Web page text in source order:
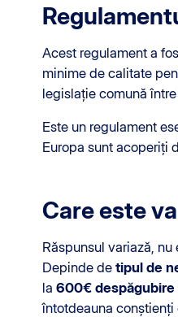
Acest regulament a
minime de calitate
legislație comună
Este un regulament
Europa sunt acoperiți
Care este
Răspunsul variază,
Depinde de tipul de
la 600€ despăgubire
întotdeauna conștienți